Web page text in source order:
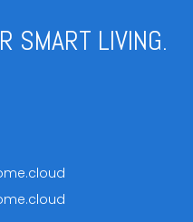
SMART LIVING.